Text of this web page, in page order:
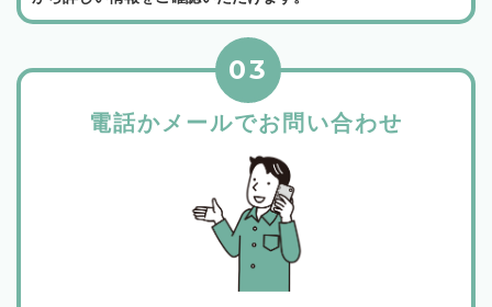
電話かメールでお問い合わせ
03